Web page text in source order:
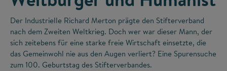
Der Industrielle Richard Merton prägte den Stifterverband
nach dem Zweiten Weltkrieg. Doch wer war dieser Mann, der
sich zeitebens für eine starke freie Wirtschaft einsetzte, die
das Gemeinwohl nie aus den Augen verliert? Eine Spurensuche
zum 100. Geburtstag des Stifterverbandes.